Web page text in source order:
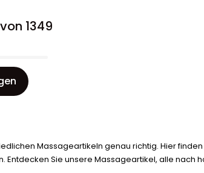
1349
Massageartikeln genau richtig. Hier
Entdecken Sie unsere Massageartikel, alle nach